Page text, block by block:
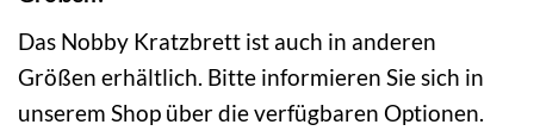
Das Nobby Kratzbrett ist auch in anderen
Größen erhältlich. Bitte informieren Sie sich in
unserem Shop über die verfügbaren Optionen.